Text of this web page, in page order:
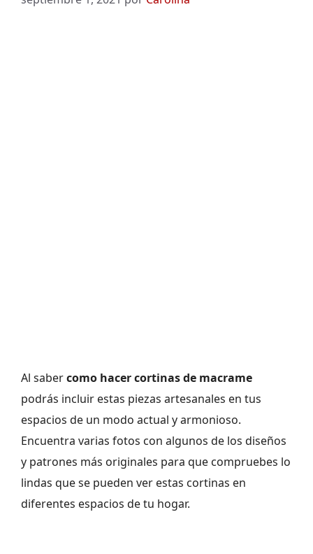
Al sabercomo hacer cortinas de macrame
podrás incluir estas piezas artesanales en tus
espacios de un modo actual y armonioso.
Encuentra varias fotos con algunos de los diseños
y patrones más originales para que compruebes lo
lindas que se pueden ver estas cortinas en
diferentes espacios de tu hogar.